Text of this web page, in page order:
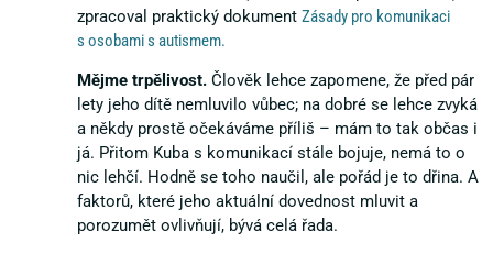
zpracoval praktický dokument Zásady pro komunikaci
s osobami s autismem.
Mějme trpělivost. Člověk lehce zapomene, že před pár
lety jeho dítě nemluvilo vůbec; na dobré se lehce zvyká
a někdy prostě očekáváme příliš – mám to tak občas i
já. Přitom Kuba s komunikací stále bojuje, nemá to o
nic lehčí. Hodně se toho naučil, ale pořád je to dřina. A
faktorů, které jeho aktuální dovednost mluvit a
porozumět ovlivňují, bývá celá řada.